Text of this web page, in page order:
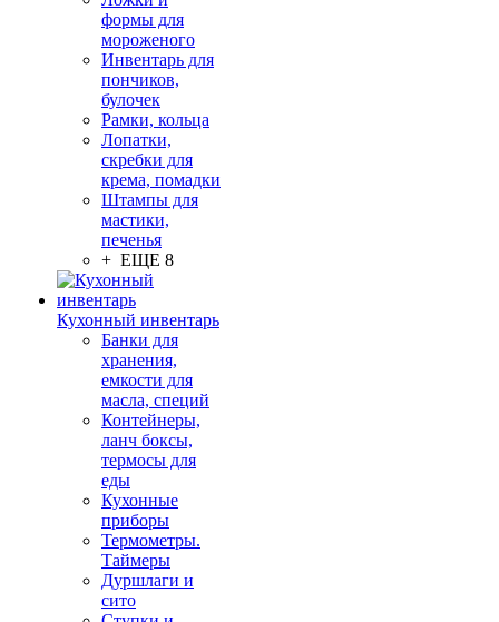
формы для
мороженого
Инвентарь для
пончиков,
булочек
Рамки, кольца
Лопатки,
скребки для
крема, помадки
Штампы для
мастики,
печенья
+ ЕЩЕ 8
Кухонный инвентарь
Банки для
хранения,
емкости для
масла, специй
Контейнеры,
ланч боксы,
термосы для
еды
Кухонные
приборы
Термометры.
Таймеры
Дуршлаги и
сито